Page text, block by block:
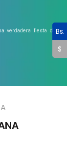
verdadera fiesta delBs.
$